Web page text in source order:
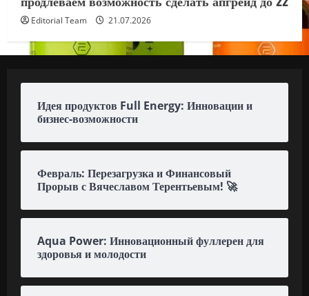
Editorial Team 21.07.2026
Идея продуктов Full Energy: Инновации и
бизнес-возможности
Февраль: Перезагрузка и Финансовый
Прорыв с Вячеславом Терентьевым! 🚀
Aqua Power: Инновационный фуллерен для
здоровья и молодости